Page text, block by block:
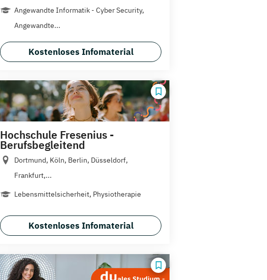
Angewandte Informatik - Cyber Security,
Angewandte...
Kostenloses Infomaterial
Hochschule Fresenius -
Berufsbegleitend
Dortmund, Köln, Berlin, Düsseldorf,
Frankfurt,...
Lebensmittelsicherheit, Physiotherapie
Kostenloses Infomaterial